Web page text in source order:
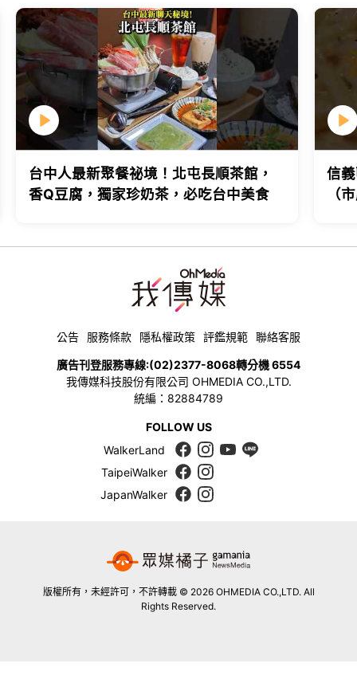
台中人最新聚餐祕境！北屯長順茶館，
香Q豆腐，獨家珍奶茶，必吃台中美食
信
（
公告 服務條款 隱私權政策 評鑑規範 聯絡客服
廣告刊登服務專線:(02)2377-8068轉分機 6554
我傳媒科技股份有限公司 OHMEDIA CO.,LTD.
統編：82884789
FOLLOW US
WalkerLand
TaipeiWalker
JapanWalker
版權所有，未經許可，不許轉載 © 2026 OHMEDIA CO.,LTD. All
Rights Reserved.